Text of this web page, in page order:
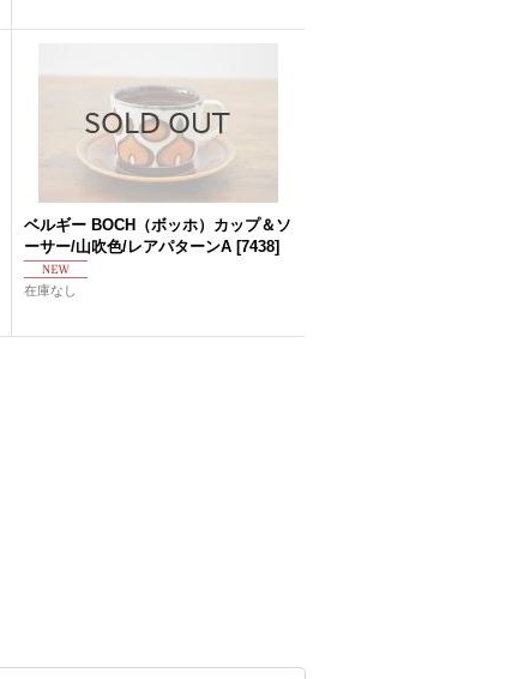
ベルギー BOCH（ボッホ）カップ＆ソ
ーサー/山吹色/レアパターンA [7438]
在庫なし